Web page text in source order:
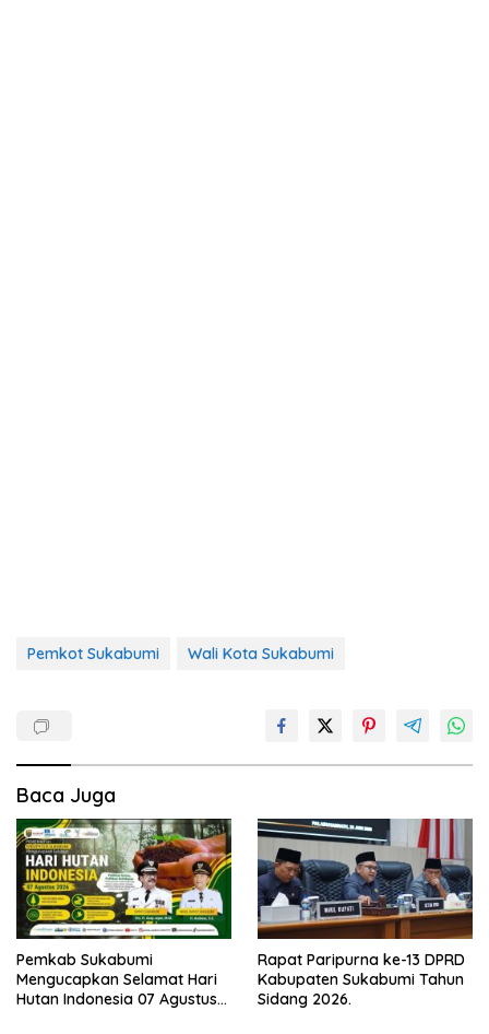
Pemkot Sukabumi Wali Kota Sukabumi
Baca Juga
Pemkab Sukabumi
Mengucapkan Selamat Hari
Hutan Indonesia 07 Agustus
Rapat Paripurna ke-13 DPRD
Kabupaten Sukabumi Tahun
Sidang 2026.